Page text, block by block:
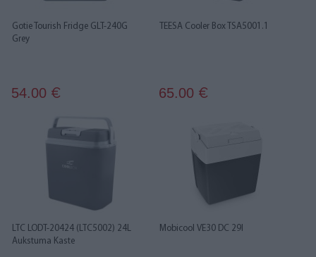
Gotie Tourish Fridge GLT-240G
Grey
54.00 €
TEESA Cooler Box TSA5001.1
65.00 €
LTC LODT-20424 (LTC5002) 24L
Aukstuma Kaste
Mobicool VE30 DC 29l